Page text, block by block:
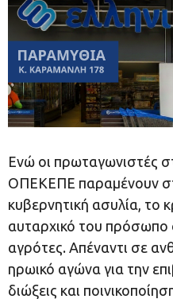
Ενώ οι πρωταγωνιστές
ΟΠΕΚΕΠΕ παραμένουν
κυβερνητική ασυλία, το
αυταρχικό του πρόσωπο
αγρότες. Απέναντι σε
ηρωικό αγώνα για την
διώξεις και